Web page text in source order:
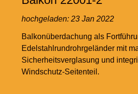
hochgeladen: 23 Jan 2022
Balkonüberdachung als
Edelstahlrundrohrgeländer mit
Sicherheitsverglasung und
Windschutz-Seitenteil.